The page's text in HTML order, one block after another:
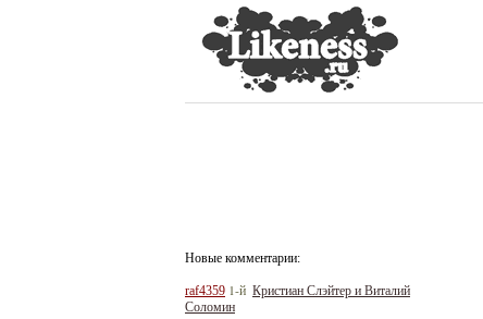
Новые комментарии:
raf4359 1-й Кристиан Слэйтер и Виталий
Соломин